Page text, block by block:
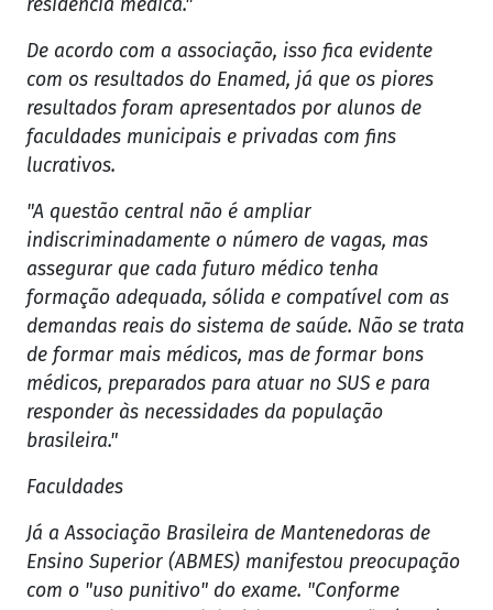
residência médica."
De acordo com a associação, isso fica evidente
com os resultados do Enamed, já que os piores
resultados foram apresentados por alunos de
faculdades municipais e privadas com fins
lucrativos.
"A questão central não é ampliar
indiscriminadamente o número de vagas, mas
assegurar que cada futuro médico tenha
formação adequada, sólida e compatível com as
demandas reais do sistema de saúde. Não se trata
de formar mais médicos, mas de formar bons
médicos, preparados para atuar no SUS e para
responder às necessidades da população
brasileira."
Faculdades
Já a Associação Brasileira de Mantenedoras de
Ensino Superior (ABMES) manifestou preocupação
com o "uso punitivo" do exame. "Conforme